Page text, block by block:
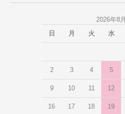
2026年8月
日
月 火 水
2 3 4 5
9 10 11 12
16 17 18 19